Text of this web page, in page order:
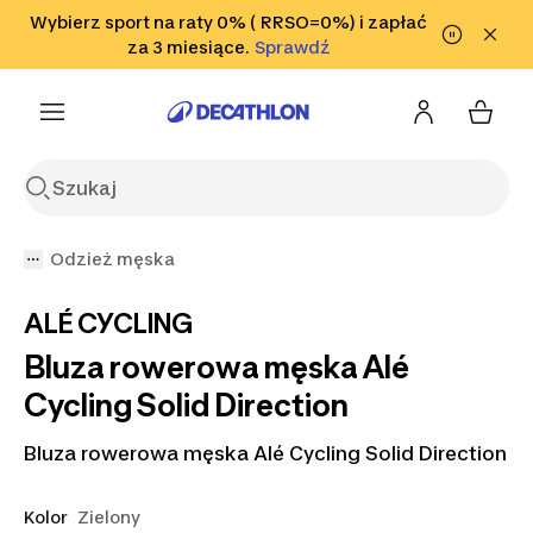
Przejdź do wyszukiwania Przejdź do treści
Przejdź
Wybierz sport na raty 0% ( RRSO=0%) i zapłać
za 3 miesiące. SprawdźSprawdź
Sprawdź
Odzież męska
ALÉ CYCLING
Bluza rowerowa męska Alé
Cycling Solid Direction
Bluza rowerowa męska Alé Cycling Solid Direction
Kolor Zielony